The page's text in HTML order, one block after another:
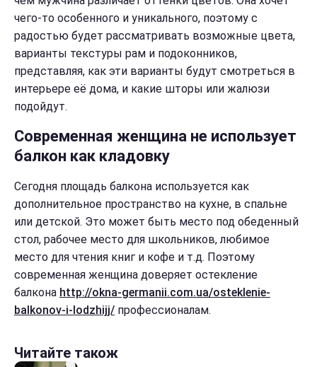
чего-то особенного и уникального, поэтому с
радостью будет рассматривать возможные цвета,
варианты текстуры рам и подоконников,
представляя, как эти варианты будут смотреться в
интерьере её дома, и какие шторы или жалюзи
подойдут.
Современная женщина не использует
балкон как кладовку
Сегодня площадь балкона используется как
дополнительное пространство на кухне, в спальне
или детской. Это может быть место под обеденный
стол, рабочее место для школьников, любимое
место для чтения книг и кофе и т.д. Поэтому
современная женщина доверяет остекление
балкона http://okna-germanii.com.ua/osteklenie-
balkonov-i-lodzhijj/ профессионалам.
Читайте також